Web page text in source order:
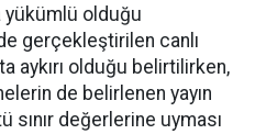
yükümlü olduğu
gerçekleştirilen canlı
aykırı olduğu belirtilirken,
de belirlenen yayın
değerlerine uyması